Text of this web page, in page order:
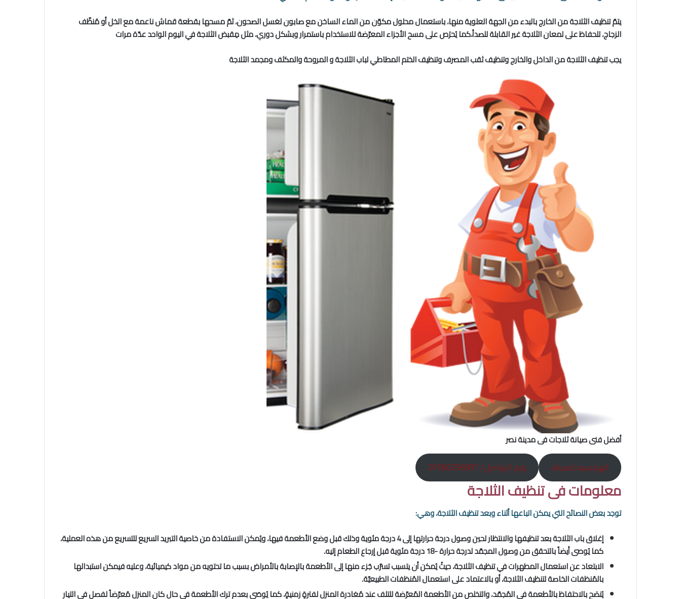
يتمّ تنظيف الثلاجة من الخارج بالبدء من الجهة العلوية منها، باستعمال محلول مكوّن من الماء الساخن مع صابون لغسل الصحون، ثمّ مسحها بقطعة قماش ناعمة مع الخل أو مُنظّف
الزجاج، للحفاظ على لمعان الثلاجة غير القابلة للصدأ،كما يُحرَص على مسح الأجزاء المعرّضة للاستخدام باستمرار وبشكل دوري، مثل مِقبض الثلاجة في اليوم الواحد عدّة مرات
يجب تنظيف الثلاجة من الداخل والخارج وتنظيف ثقب المصرف وتنظيف الختم المطاطي لباب الثلاجة و المروحة والمكثف ومجمد الثلاجة
أفضل فنى صيانة ثلاجات فى مدينة نصر
الهندسيه للصيانه رقم التواصل/ 01060256897
معلومات فى تنظيف الثلاجة
توجد بعض النصائح التي يمكن اتباعها أثناء وبعد تنظيف الثلاجة، وهي:
إغلاق باب الثلاجة بعد تنظيفها والانتظار لحين وصول درجة حرارتها إلى 4 درجة مئوية وذلك قبل وضع الأطعمة فيها، ويُمكن الاستفادة من خاصية التبريد السريع للتسريع من هذه العملية،
كما يُوصى أيضاً بالتحقق من وصول المجمّد لدرجة حرارة -18 درجة مئوية قبل إرجاع الطعام إليه.
الابتعاد عن استعمال المطهرات في تنظيف الثلاجة، حيثُ يُمكن أن يتسبب تسرّب جُزء منها إلى الأطعمة بالإصابة بالأمراض بسبب ما تحتويه من مواد كيميائية، وعليه فيمكن استبدالها
بالمُنظفات الخاصة لتنظيف الثلاجة، أو بالاعتماد على استعمال المُنظفات الطبيعيّة.
يُنصَح بالاحتفاظ بالأطعمة في المُجمّد، والتخلص من الأطعمة المُعرّضة للتلف عند مُغادرة المنزل لفترةٍ زمنيةٍ، كما يُوصَى بعدم ترك الأطعمة في حال كان المنزل مُعرّضاً لفصل في التيار